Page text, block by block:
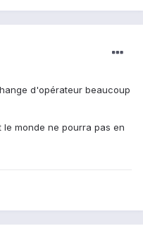
d'opérateur beaucoup
monde ne pourra pas en